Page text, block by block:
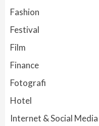
Fashion
Festival
Film
Finance
Fotografi
Hotel
Internet & Social Media